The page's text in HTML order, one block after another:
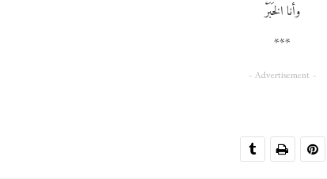
وأنا الخَبَرْ
***
- Advertisement -